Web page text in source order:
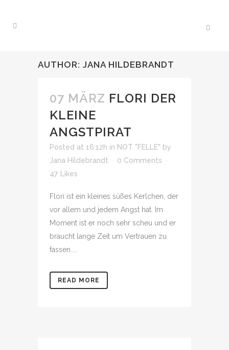
AUTHOR: JANA HILDEBRANDT
07 MÄRZ FLORI DER
KLEINE
ANGSTPIRAT
Posted at 16:12h in NOT "FELLE" by
Jana Hildebrandt
0 Comments
47
Likes
Flori ist ein kleines süßes Kerlchen, der
vor allem und jedem Angst hat. Im
Moment ist er noch sehr scheu und er
braucht lange Zeit um Vertrauen zu
fassen....
READ MORE